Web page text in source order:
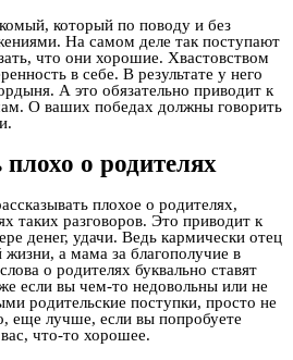
который по поводу и без
На самом деле так поступают
что они хорошие. Хвастовством
в себе. В результате у него
А это обязательно приводит к
О ваших победах должны говорить
о родителях
плохое о родителях,
таких разговоров. Это приводит к
денег, удачи. Ведь кармически отец
жизни, а мама за благополучие в
о родителях буквально ставят
если вы чем-то недовольны или не
родительские поступки, просто не
еще лучше, если вы попробуете
что-то хорошее.